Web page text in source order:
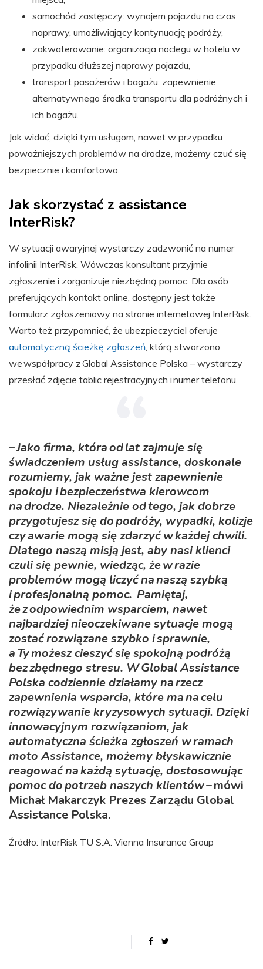
samochód zastępczy: wynajem pojazdu na czas
naprawy, umożliwiający kontynuację podróży,
zakwaterowanie: organizacja noclegu w hotelu w
przypadku dłuższej naprawy pojazdu,
transport pasażerów i bagażu: zapewnienie
alternatywnego środka transportu dla podróżnych i
ich bagażu.
Jak widać, dzięki tym usługom, nawet w przypadku
poważniejszych problemów na drodze, możemy czuć się
bezpiecznie i komfortowo.
Jak skorzystać z assistance
InterRisk?
W sytuacji awaryjnej wystarczy zadzwonić na numer
infolinii InterRisk. Wówczas konsultant przyjmie
zgłoszenie i zorganizuje niezbędną pomoc. Dla osób
preferujących kontakt online, dostępny jest także
formularz zgłoszeniowy na stronie internetowej InterRisk.
Warto też przypomnieć, że ubezpieczyciel oferuje
automatyczną ścieżkę zgłoszeń , którą stworzono
we współpracy z Global Assistance Polska – wystarczy
przesłać zdjęcie tablic rejestracyjnych i numer telefonu.
– Jako firma, która od lat zajmuje się
świadczeniem usług assistance, doskonale
rozumiemy, jak ważne jest zapewnienie
spokoju i bezpieczeństwa kierowcom
na drodze. Niezależnie od tego, jak dobrze
przygotujesz się do podróży, wypadki, kolizje
czy awarie mogą się zdarzyć w każdej chwili.
Dlatego naszą misją jest, aby nasi klienci
czuli się pewnie, wiedząc, że w razie
problemów mogą liczyć na naszą szybką
i profesjonalną pomoc. Pamiętaj,
że z odpowiednim wsparciem, nawet
najbardziej nieoczekiwane sytuacje mogą
zostać rozwiązane szybko i sprawnie,
a Ty możesz cieszyć się spokojną podróżą
bez zbędnego stresu. W Global Assistance
Polska codziennie działamy na rzecz
zapewnienia wsparcia, które ma na celu
rozwiązywanie kryzysowych sytuacji. Dzięki
innowacyjnym rozwiązaniom, jak
automatyczna ścieżka zgłoszeń w ramach
moto Assistance, możemy błyskawicznie
reagować na każdą sytuację, dostosowując
pomoc do potrzeb naszych klientów– mówi
Michał Makarczyk Prezes Zarządu Global
Assistance Polska.
Źródło: InterRisk TU S.A. Vienna Insurance Group